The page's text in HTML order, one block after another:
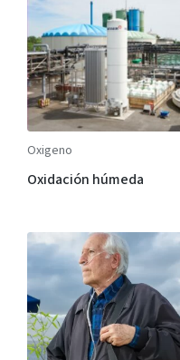
Oxigeno
Oxidación húmeda